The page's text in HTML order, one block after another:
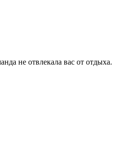
не отвлекала вас от отдыха.